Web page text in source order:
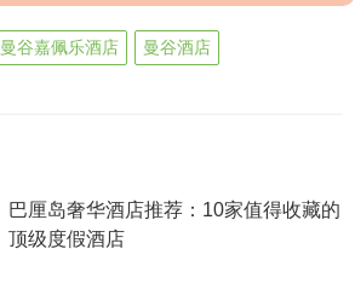
曼谷嘉佩乐酒店 曼谷酒店
巴厘岛奢华酒店推荐：10家值得收藏的
顶级度假酒店